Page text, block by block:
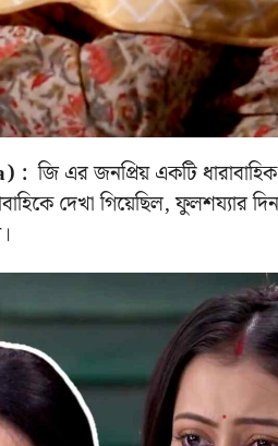
: জি এর জনপ্রিয় একটি
দেখা গিয়েছিল, ফুলশয্যার